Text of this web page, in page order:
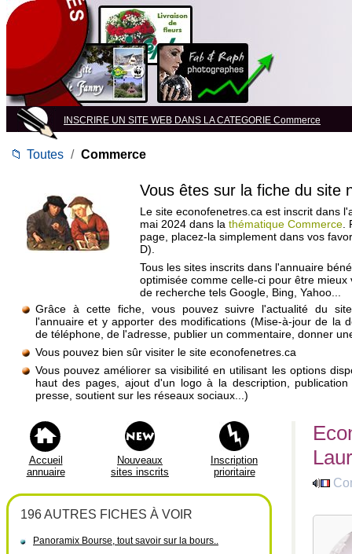
INSCRIRE UN SITE WEB DANS LA CATEGORIE Commerce
📁 Toutes / Commerce
Vous êtes sur la fiche du site
Le site econofenetres.ca est inscrit dans
mai 2024 dans la thématique Commerce
page, placez-la simplement dans vos
D).
Tous les sites inscrits dans l'annuaire
optimisée comme celle-ci pour être mieux
de recherche tels Google, Bing, Yahoo...
Grâce à cette fiche, vous pouvez suivre l'actualité du
l'annuaire et y apporter des modifications (Mise-à-jour de la
de téléphone, de l'adresse, publier un commentaire, donner
Vous pouvez bien sûr visiter le site econofenetres.ca
Vous pouvez améliorer sa visibilité en utilisant les options
haut des pages, ajout d'un logo à la description,
presse, soutient sur les réseaux sociaux...)
Accueil
annuaire
Nouveaux
sites inscrits
Inscription
prioritaire
196 AUTRES FICHES À VOIR
Panoramix Bourse, tout savoir sur la bours..